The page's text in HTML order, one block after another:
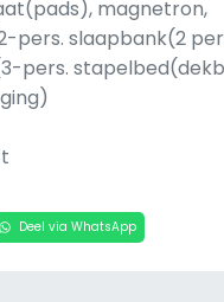
magnetron,
pers. slaapbank(2
pers.
Deel via WhatsApp